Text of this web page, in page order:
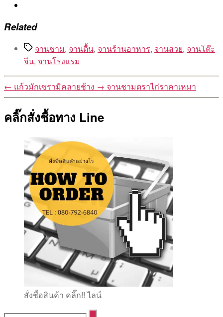
Related
Tagsจานชาม, จานตื้น, จานร้านอาหาร, จานสวย, จานโต๊ะ
จีน, จานโรงแรม
← แก้วมักเซรามิคลายช้าง → จานชามตราไก่ราคาเหมา
คลิ๊กสั่งชื้อทาง Line
สั่งชื้อสินค้า คลิ๊ก!! ไลน์